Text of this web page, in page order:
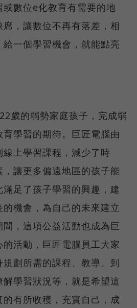
數位e化教育有需要的地
，讓數位不再有落差，相
一個學習機會，就能點亮
歲的弱勢家庭孩子，完成弱
學習的期待。巨匠電腦由
上學習課程，減少了時
讓更多偏遠地區的孩子能
足了孩子學習的興趣，建
機會，為自己的未來建立
，這項公益活動也成為巨
活動，巨匠電腦員工大家
劃所需的課程、教導、到
學習狀況等，就是希望這
有所收穫，充實自己，成